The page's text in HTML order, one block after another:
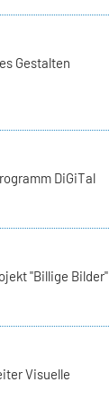
Gestalten
DiGiTal
"Billige Bilder"
Visuelle